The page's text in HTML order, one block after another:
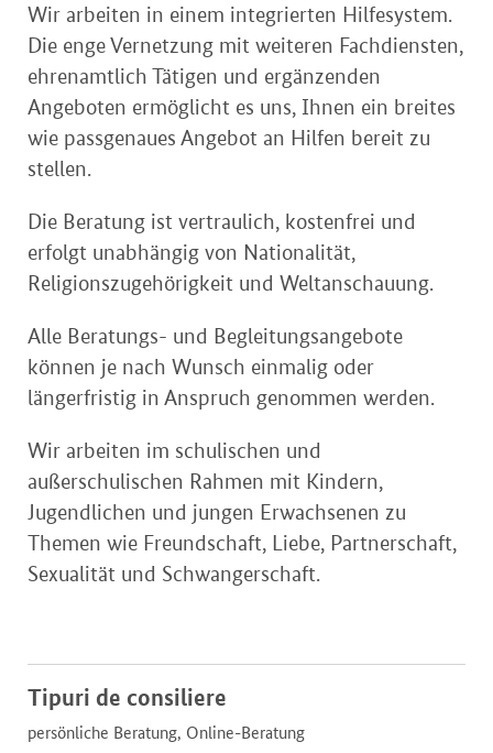
Wir arbeiten in einem integrierten Hilfesystem.
Die enge Vernetzung mit weiteren Fachdiensten,
ehrenamtlich Tätigen und ergänzenden
Angeboten ermöglicht es uns, Ihnen ein breites
wie passgenaues Angebot an Hilfen bereit zu
stellen.
Die Beratung ist vertraulich, kostenfrei und
erfolgt unabhängig von Nationalität,
Religionszugehörigkeit und Weltanschauung.
Alle Beratungs- und Begleitungsangebote
können je nach Wunsch einmalig oder
längerfristig in Anspruch genommen werden.
Wir arbeiten im schulischen und
außerschulischen Rahmen mit Kindern,
Jugendlichen und jungen Erwachsenen zu
Themen wie Freundschaft, Liebe, Partnerschaft,
Sexualität und Schwangerschaft.
Tipuri de consiliere
persönliche Beratung, Online-Beratung